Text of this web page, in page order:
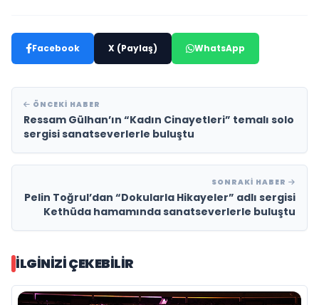
Facebook X (Paylaş) WhatsApp
ÖNCEKI HABER
Ressam Gülhan’ın “Kadın Cinayetleri” temalı solo
sergisi sanatseverlerle buluştu
SONRAKI HABER
Pelin Toğrul’dan “Dokularla Hikayeler” adlı sergisi
Kethüda hamamında sanatseverlerle buluştu
İLGINIZI ÇEKEBILIR